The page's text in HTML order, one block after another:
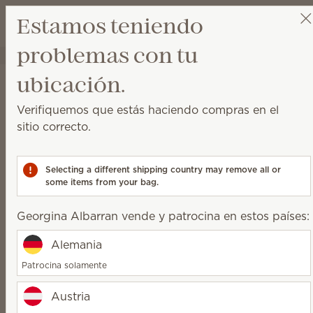
Lista de
Ver el
Georgina Albarran Selecciona una reunión
Aviso de la Política de
Privacidad de Scentsy,
Inc.
Introducción
Scentsy, Inc., una compañía constituida bajo las leyes
de la privacidad de las personas (en adelante
denominadas “usuarios” y "usted"). Scentsy también
es responsable del mantenimiento de los sitios web
de varias compañías y marcas afiliadas, incluidas las
siguientes: Scentsy New Zealand, ULC; Scentsy Pty;
Scentsy de México S de RL de CV; Scentsy Canada
Estamos teniendo
problemas con tu
ubicación.
Verifiquemos que estás haciendo compras en el
sitio correcto.
Selecting a different shipping country may remove all or
some items from your bag.
Georgina Albarran vende y patrocina en estos países:
Alemania
Patrocina solamente
Austria